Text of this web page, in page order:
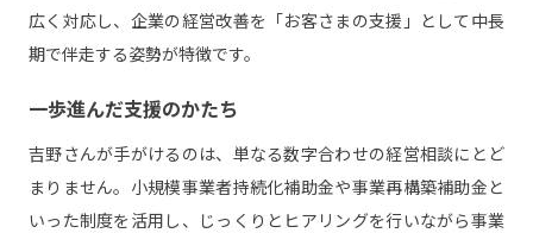
広く対応し、企業の経営改善を「お客さまの支援」として中長
期で伴走する姿勢が特徴です。
一歩進んだ支援のかたち
吉野さんが手がけるのは、単なる数字合わせの経営相談にとど
まりません。小規模事業者持続化補助金や事業再構築補助金と
いった制度を活用し、じっくりとヒアリングを行いながら事業